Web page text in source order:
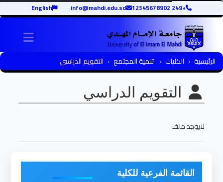
+249 12345678902
info@mahdi.edu.sd
English
الرئيسية الكليات تنمية المجتمع التقويم الدراسي
التقويم الدراسي
لايوجد ملف
القائمة الفرعية للكلية